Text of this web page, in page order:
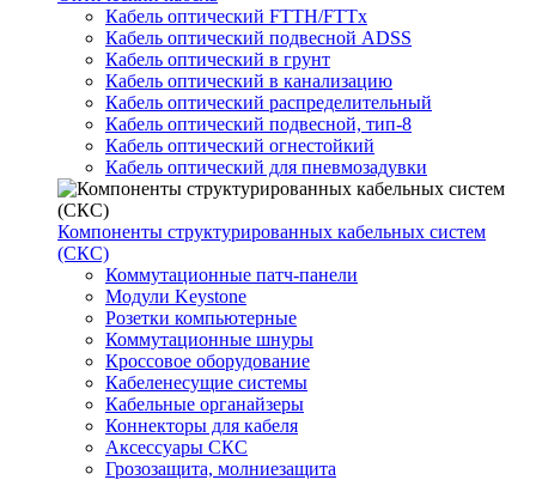
Кабель оптический FTTH/FTTx
Кабель оптический подвесной ADSS
Кабель оптический в грунт
Кабель оптический в канализацию
Кабель оптический распределительный
Кабель оптический подвесной, тип-8
Кабель оптический огнестойкий
Кабель оптический для пневмозадувки
Компоненты структурированных кабельных систем
(СКС)
Коммутационные патч-панели
Модули Keystone
Розетки компьютерные
Коммутационные шнуры
Кроссовое оборудование
Кабеленесущие системы
Кабельные органайзеры
Коннекторы для кабеля
Аксессуары СКС
Грозозащита, молниезащита